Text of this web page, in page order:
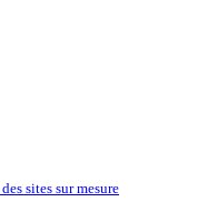
sites sur mesure